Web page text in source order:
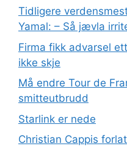
Tidligere
Yamal: – Så jævla
Firma fikk advarsel
ikke skje
Må endre Tour de
smitteutbrudd
Starlink er nede
Christian Cappis